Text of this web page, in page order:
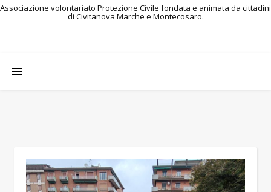
Associazione volontariato Protezione Civile fondata e animata da cittadini
di Civitanova Marche e Montecosaro.